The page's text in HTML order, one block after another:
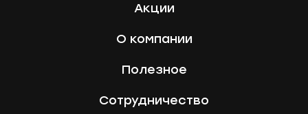
Акции
О компании
Полезное
Сотрудничество